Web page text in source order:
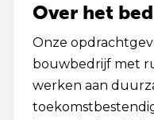
Over het
Onze
bouwbedrijf met
werken aan